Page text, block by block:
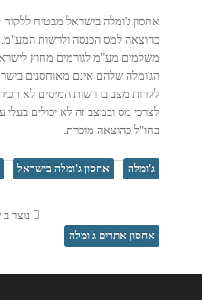
אחסון ג'ומלה בישראל מבטיח
כהוצאה למס הכנסה ולרשות המע"מ.
משלמים מע"מ לגורמים מחוץ
הג'ומלה שלהם אינם מאוחסנים
לקרות מצב בו רשות המיסים לא
לצרכי מס ובמצב זה לא יכולים
בחו"ל כהוצאה מוכרת.
ג'ומלה אחסון ג'ומלה בישראל
אחסון אתרים ג'ומלה
נוצר ב שלישי,